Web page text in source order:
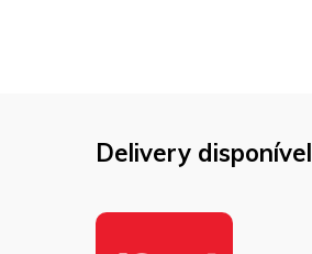
Delivery disponível